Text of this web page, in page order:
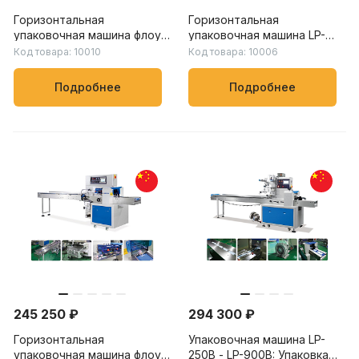
Горизонтальная
упаковочная машина флоу-
пак LP-250B – LP-900B:
скорость упаковки от 20
до 230 пакетов/мин, для
пищевых, химических и
бытовых товаров
Код товара: 10010
Подробнее
Горизонтальная
упаковочная машина LP-
450X – LP-900X: скорость
упаковки от 20 до 150
пакетов/мин, для упаковки
овощей, фруктов и других
продуктов
Код товара: 10006
Подробнее
245 250 ₽
Горизонтальная
упаковочная машина флоу-
294 300 ₽
Упаковочная машина LP-
250B - LP-900B: Упаковка